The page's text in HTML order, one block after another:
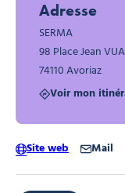
Adresse
SERMA
98 Place Jean
74110 Avoriaz
Voir mon
Site web Mail